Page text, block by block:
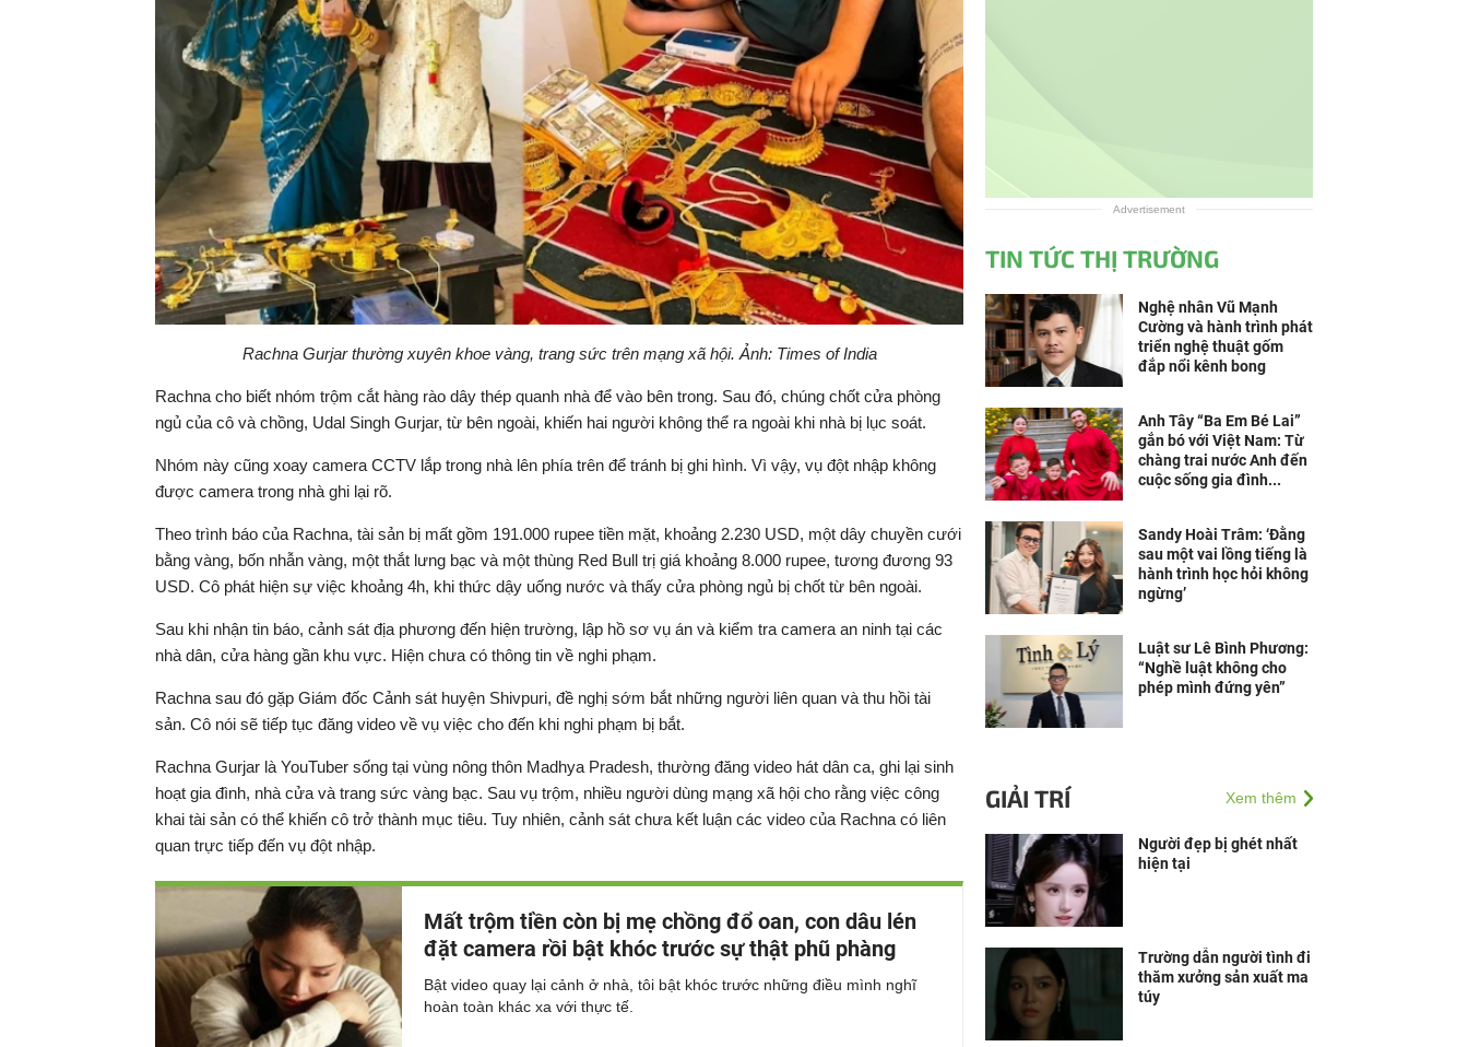
Rachna Gurjar thường xuyên khoe vàng, trang sức trên mạng xã hội. Ảnh: Times of India
Rachna cho biết nhóm trộm cắt hàng rào dây thép quanh nhà để vào bên trong. Sau đó, chúng chốt cửa phòng
ngủ của cô và chồng, Udal Singh Gurjar, từ bên ngoài, khiến hai người không thể ra ngoài khi nhà bị lục soát.
Nhóm này cũng xoay camera CCTV lắp trong nhà lên phía trên để tránh bị ghi hình. Vì vậy, vụ đột nhập không
được camera trong nhà ghi lại rõ.
Theo trình báo của Rachna, tài sản bị mất gồm 191.000 rupee tiền mặt, khoảng 2.230 USD, một dây chuyền cưới
bằng vàng, bốn nhẫn vàng, một thắt lưng bạc và một thùng Red Bull trị giá khoảng 8.000 rupee, tương đương 93
USD. Cô phát hiện sự việc khoảng 4h, khi thức dậy uống nước và thấy cửa phòng ngủ bị chốt từ bên ngoài.
Sau khi nhận tin báo, cảnh sát địa phương đến hiện trường, lập hồ sơ vụ án và kiểm tra camera an ninh tại các
nhà dân, cửa hàng gần khu vực. Hiện chưa có thông tin về nghi phạm.
Rachna sau đó gặp Giám đốc Cảnh sát huyện Shivpuri, đề nghị sớm bắt những người liên quan và thu hồi tài
sản. Cô nói sẽ tiếp tục đăng video về vụ việc cho đến khi nghi phạm bị bắt.
Rachna Gurjar là YouTuber sống tại vùng nông thôn Madhya Pradesh, thường đăng video hát dân ca, ghi lại sinh
hoạt gia đình, nhà cửa và trang sức vàng bạc. Sau vụ trộm, nhiều người dùng mạng xã hội cho rằng việc công
khai tài sản có thể khiến cô trở thành mục tiêu. Tuy nhiên, cảnh sát chưa kết luận các video của Rachna có liên
quan trực tiếp đến vụ đột nhập.
Mất trộm tiền còn bị mẹ chồng đổ oan, con dâu lén
đặt camera rồi bật khóc trước sự thật phũ phàng
Bật video quay lại cảnh ở nhà, tôi bật khóc trước những điều mình nghĩ
hoàn toàn khác xa với thực tế.
Advertisement
TIN TỨC THỊ TRƯỜNG
Nghệ nhân Vũ Mạnh
Cường và hành trình phát
triển nghệ thuật gốm
đắp nổi kênh bong
Anh Tây “Ba Em Bé Lai”
gắn bó với Việt Nam: Từ
chàng trai nước Anh đến
cuộc sống gia đình...
Sandy Hoài Trâm: ‘Đằng
sau một vai lồng tiếng là
hành trình học hỏi không
ngừng’
Luật sư Lê Bình Phương:
“Nghề luật không cho
phép mình đứng yên”
GIẢI TRÍ Xem thêm
Người đẹp bị ghét nhất
hiện tại
Trường dẫn người tình đi
thăm xưởng sản xuất ma
túy